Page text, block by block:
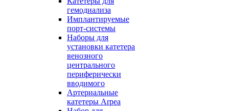
гемодиализа
Имплантируемые
порт‑системы
Наборы для
установки катетера
венозного
центрального
периферически
вводимого
Артериальные
катетеры Arpea